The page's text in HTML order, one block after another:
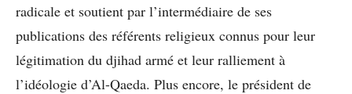
radicale et soutient par l’intermédiaire de ses
publications des référents religieux connus pour leur
légitimation du djihad armé et leur ralliement à
l’idéologie d’Al-Qaeda. Plus encore, le président de